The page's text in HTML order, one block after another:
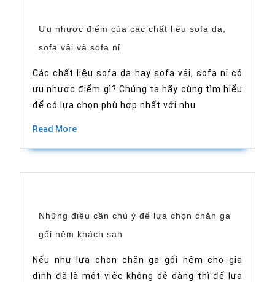
Ưu nhược điểm của các chất liệu sofa da,
sofa vải và sofa nỉ
của
các
chất
sofa
và
Các chất liệu sofa da hay sofa vải, sofa nỉ có
ưu nhược điểm gì? Chúng ta hãy cùng tìm hiểu
để có lựa chọn phù hợp nhất với nhu
Read MoreRead
Những điều cần chú ý để lựa chọn chăn ga
gối nệm khách sạn
chú
ý
để
Nếu như lựa chọn chăn ga gối nệm cho gia
đình đã là một việc không dễ dàng thì để lựa